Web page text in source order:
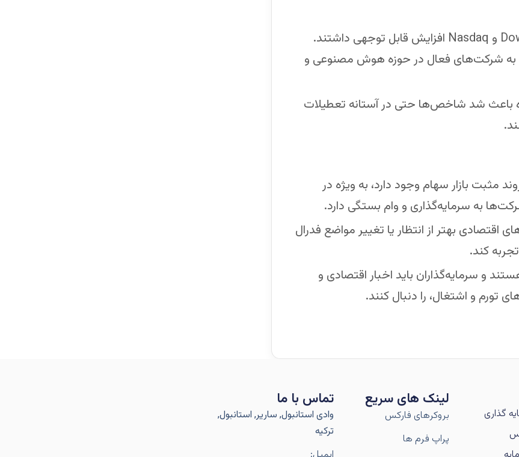
در معاملات دیروز، شاخص‌های Dow Jones، S&P 500 و Nasdaq افزایش قابل توجهی داشتند.
به شرکت‌های فعال در حوزه هوش مصنوعی و
شد شاخص‌ها حتی در آستانه تعطیلات
مثبت بازار سهام وجود دارد، به ویژه در
به سرمایه‌گذاری و وام بستگی دارد.
بهتر از انتظار یا تغییر مواضع فدرال
کند.
و سرمایه‌گذاران باید اخبار اقتصادی و
تورم و اشتغال، را دنبال کنند.
گذاری
لینک های سریع
بروکرهای فارکس
پراپ فرم ها
تماس با ما
وادی استانبول, ساریر, استانبول,
ترکیه